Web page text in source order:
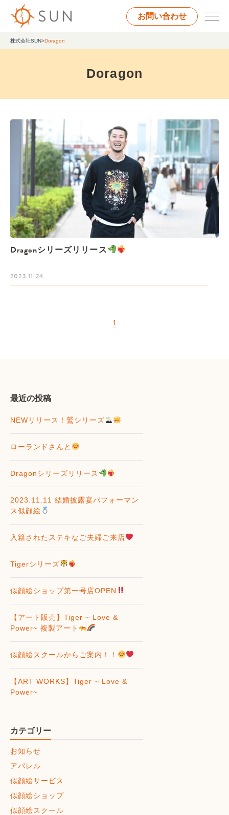
お問い合わせ
株式会社SUN>Doragon
Doragon
最近の投稿
NEWリリース！鷲シリーズ
ローランドさんと
Dragonシリーズリリース
2023.11.11 結婚披露宴パフォーマン
ス似顔絵
入籍されたステキなご夫婦ご来店
Tigerシリーズ
似顔絵ショップ第一号店OPEN
【アート販売】Tiger ~ Love &
Power~ 複製アート
似顔絵スクールからご案内！！
【ART WORKS】Tiger ~ Love &
Power~
カテゴリー
お知らせ
アパレル
似顔絵サービス
似顔絵ショップ
似顔絵スクール
Dragonシリーズリリース
2023.11.24
1